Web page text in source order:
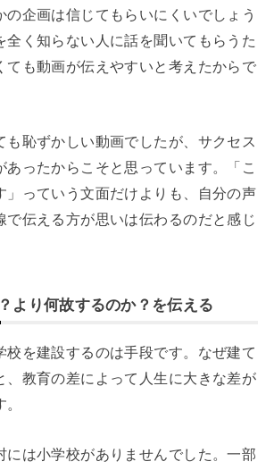
の企画は信じてもらいにくいでしょう
全く知らない人に話を聞いてもらうた
ても動画が伝えやすいと考えたからで
も恥ずかしい動画でしたが、サクセス
あったからこそと思っています。「こ
」っていう文面だけよりも、自分の声
で伝える方が思いは伝わるのだと感じ
より何故するのか？を伝える
校を建設するのは手段です。なぜ建て
、教育の差によって人生に大きな差が
には小学校がありませんでした。一部